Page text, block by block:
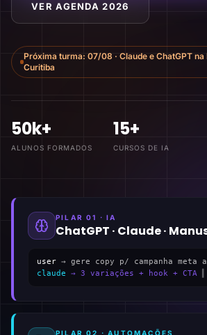
VER AGENDA 2026
Próxima turma:07/08 ·Claude e ChatGPT
Curitiba
50k+
ALUNOS FORMADOS
15+
CURSOS DE IA
PILAR 01 · IA
ChatGPT · Claude ·
user → gere copy p/ campanha meta
claude → 3 variações + hook + CTA
PILAR 02 · AUTOMAÇÕES